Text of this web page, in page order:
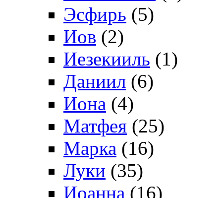
Эсфирь (5)
Иов (2)
Иезекииль (1)
Даниил (6)
Иона (4)
Матфея (25)
Марка (16)
Луки (35)
Иоанна (16)